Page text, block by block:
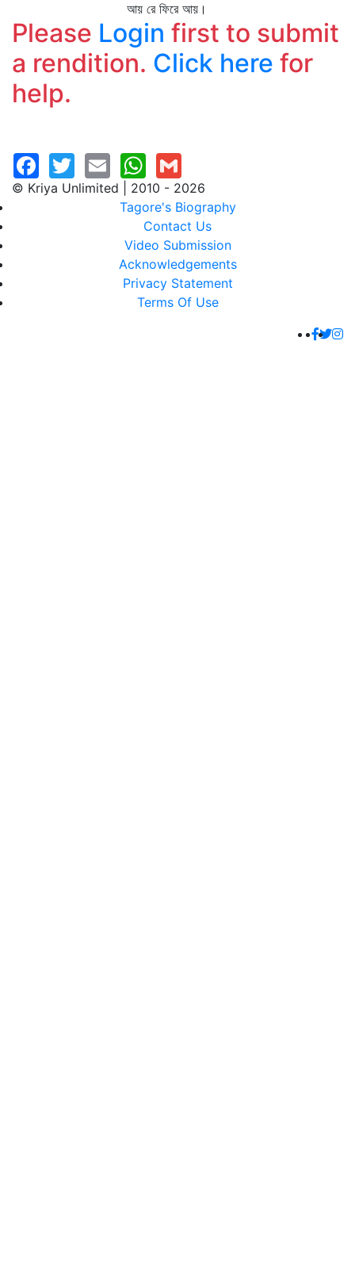
আয় রে ফিরে আয়।
Please Login first to submit
a rendition. Click here for
help.
© Kriya Unlimited | 2010 - 2026
Tagore's Biography
Contact Us
Video Submission
Acknowledgements
Privacy Statement
Terms Of Use